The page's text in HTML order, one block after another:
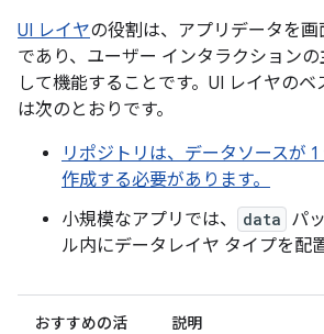
UI レイヤの役割は、アプリデータを画
であり、ユーザー インタラクション
して機能することです。UI レイヤのベ
は次のとおりです。
リポジトリは、データソースが
作成する必要があります。
小規模なアプリでは、
data パ
ル内にデータレイヤ タイプを配
おすすめの活
説明